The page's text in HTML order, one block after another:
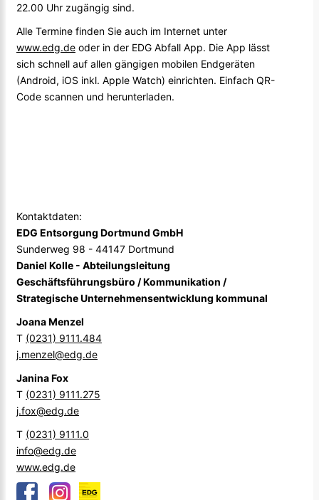
22.00 Uhr zugängig sind.
Alle Termine finden Sie auch im Internet unter
www.edg.de oder in der EDG Abfall App. Die App lässt
sich schnell auf allen gängigen mobilen Endgeräten
(Android, iOS inkl. Apple Watch) einrichten. Einfach QR-
Code scannen und herunterladen.
Kontaktdaten:
EDG Entsorgung Dortmund GmbH
Sunderweg 98 - 44147 Dortmund
Daniel Kolle - Abteilungsleitung
Geschäftsführungsbüro / Kommunikation /
Strategische Unternehmensentwicklung kommunal
Joana Menzel
T (0231) 9111.484
j.menzel@edg.de
Janina Fox
T (0231) 9111.275
j.fox@edg.de
T (0231) 9111.0
info@edg.de
www.edg.de